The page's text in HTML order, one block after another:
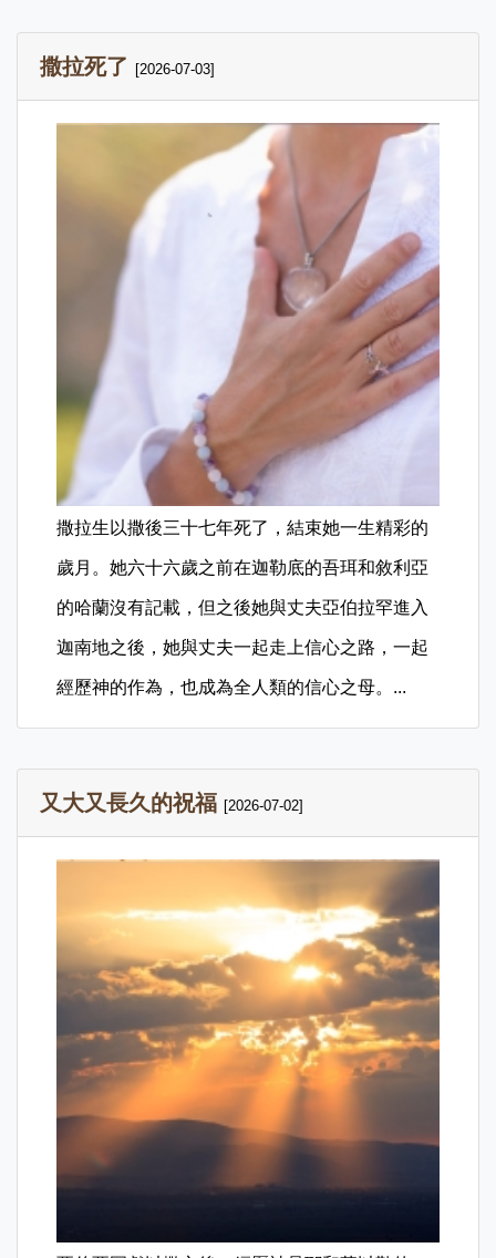
撒拉死了 [2026-07-03]
撒拉生以撒後三十七年死了，結束她一生精彩的
歲月。她六十六歲之前在迦勒底的吾珥和敘利亞
的哈蘭沒有記載，但之後她與丈夫亞伯拉罕進入
迦南地之後，她與丈夫一起走上信心之路，一起
經歷神的作為，也成為全人類的信心之母。...
又大又長久的祝福 [2026-07-02]